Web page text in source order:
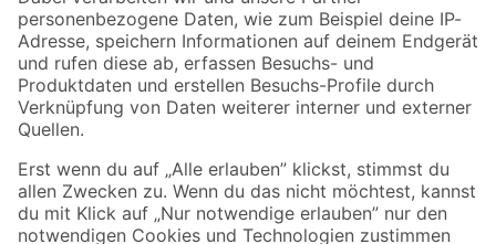
Zahlungsarten Versandarten
Sicher einkaufen
Jetzt die toom-App herunterladen